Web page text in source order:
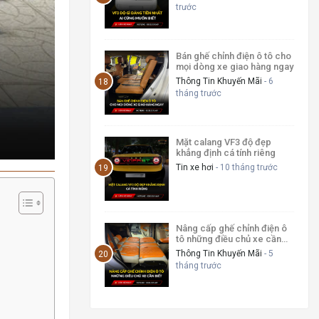
trước
Bán ghế chỉnh điện ô tô cho
mọi dòng xe giao hàng ngay
Thông Tin Khuyến Mãi - 6
tháng trước
Mặt calang VF3 độ đẹp
khẳng định cá tính riêng
Tin xe hơi - 10 tháng trước
Nâng cấp ghế chỉnh điện ô
tô những điều chủ xe cần
biết
Thông Tin Khuyến Mãi - 5
tháng trước